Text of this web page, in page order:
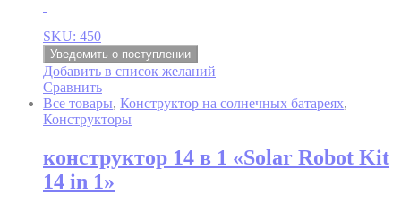
SKU: 450
Уведомить о поступлении
Добавить в список желаний
Сравнить
Все товары, Конструктор на солнечных батареях,
Конструкторы
конструктор 14 в 1 «Solar Robot Kit
14 in 1»